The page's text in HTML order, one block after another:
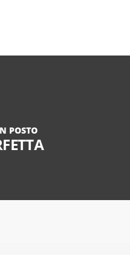
POSTO